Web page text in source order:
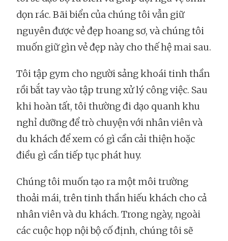
dọn rác. Bãi biển của chúng tôi vẫn giữ
nguyên được vẻ đẹp hoang sơ, và chúng tôi
muốn giữ gìn vẻ đẹp này cho thế hệ mai sau.
Tôi tập gym cho người sảng khoái tinh thần
rồi bắt tay vào tập trung xử lý công việc. Sau
khi hoàn tất, tôi thường đi dạo quanh khu
nghỉ dưỡng để trò chuyện với nhân viên và
du khách để xem có gì cần cải thiện hoặc
điều gì cần tiếp tục phát huy.
Chúng tôi muốn tạo ra một môi trường
thoải mái, trên tinh thần hiếu khách cho cả
nhân viên và du khách. Trong ngày, ngoài
các cuộc họp nội bộ cố định, chúng tôi sẽ